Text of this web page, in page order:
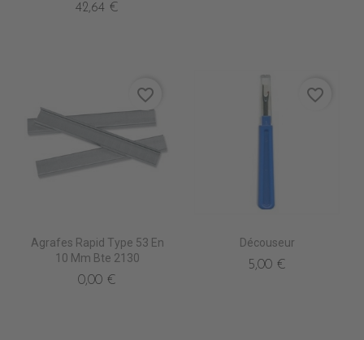
42,64 €
Agrafes Rapid Type 53 En
10 Mm Bte 2130
0,00 €
favorite_border
Découseur
5,00 €
favorite_border